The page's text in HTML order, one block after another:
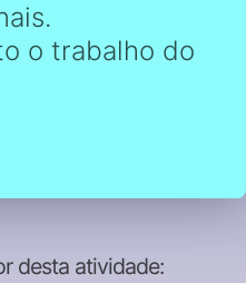
o trabalho do
desta atividade: